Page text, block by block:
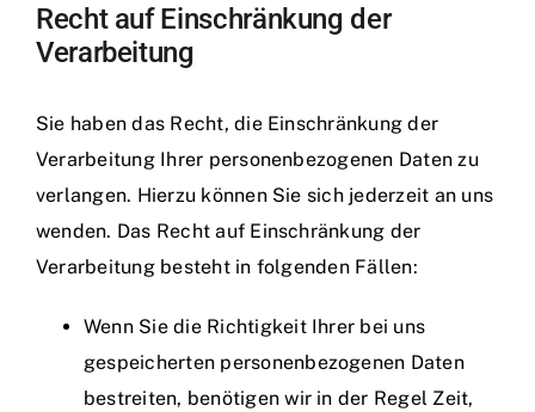
Recht auf Einschränkung der
Verarbeitung
Sie haben das Recht, die Einschränkung der
Verarbeitung Ihrer personenbezogenen Daten zu
verlangen. Hierzu können Sie sich jederzeit an uns
wenden. Das Recht auf Einschränkung der
Verarbeitung besteht in folgenden Fällen:
Wenn Sie die Richtigkeit Ihrer bei uns
gespeicherten personenbezogenen Daten
bestreiten, benötigen wir in der Regel Zeit,